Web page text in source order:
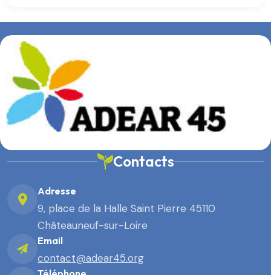
Contacts
Adresse
9, place de la Halle Saint Pierre 45110
Châteauneuf-sur-Loire
Email
contact@adear45.org